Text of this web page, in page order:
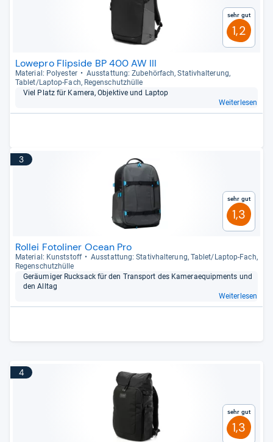
Sehr gut
1,2
Lowepro Flipside BP 400 AW III
Mate­rial: Poly­es­ter
Aus­stat­tung: Zube­hör­fach, Sta­tiv­hal­te­rung,
Tablet/Lap­top-​Fach, Regen­schutz­hülle
Viel Platz für Kamera, Objek­tive und Lap­top
Weiterlesen
3
Sehr gut
1,3
Rollei Fotoliner Ocean Pro
Mate­rial: Kunst­stoff
Aus­stat­tung: Sta­tiv­hal­te­rung, Tablet/Lap­top-​Fach,
Regen­schutz­hülle
Geräu­mi­ger Ruck­sack für den Trans­port des Kame­ra­e­quip­ments und
den All­tag
Weiterlesen
4
Sehr gut
1,3